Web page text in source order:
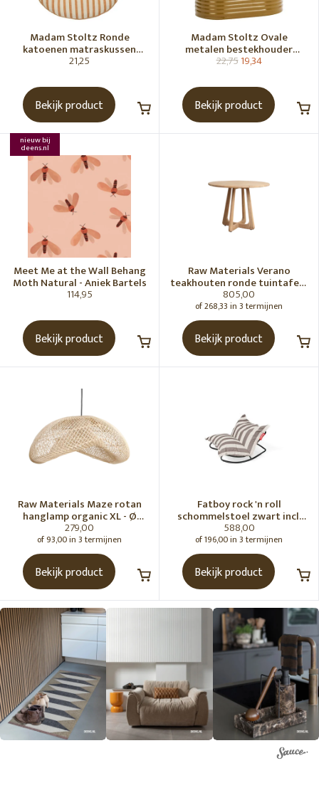
Madam Stoltz Ronde
katoenen matraskussen
Gebroken wit, donkere
21,25
Bekijk product
Madam Stoltz Ovale
metalen bestekhouder
Tapenade
22,7519,34
Bekijk product
nieuw bij
deens.nl
Meet Me at the Wall Behang
Moth Natural - Aniek Bartels
114,95
Bekijk product
Raw Materials Verano
teakhouten ronde tuintafel -
Ø100 cm
805,00
of 268,33 in 3 termijnen
Bekijk product
Raw Materials Maze rotan
hanglamp organic XL - Ø
75x31 cm
279,00
of 93,00 in 3 termijnen
Bekijk product
Fatboy rock 'n roll
schommelstoel zwart incl.
original Outdoor zitzak
Stripe Cacao
588,00
of 196,00 in 3 termijnen
Bekijk product